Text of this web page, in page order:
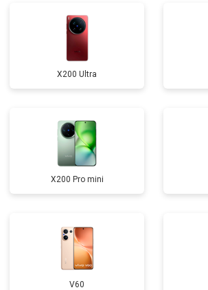
X200 Ultra
X200 Pro mini
V60